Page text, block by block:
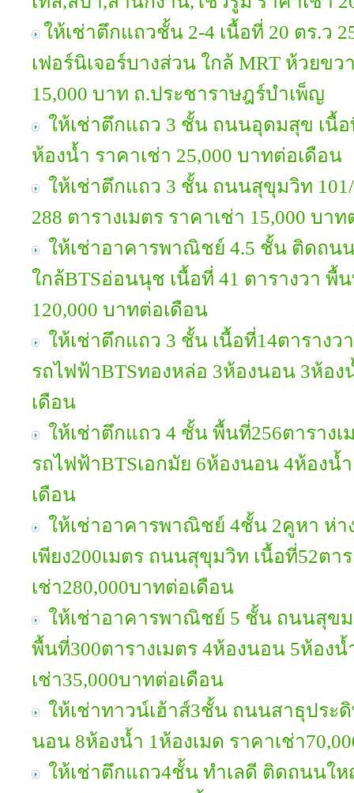
ให้เช่าตึกแถวชั้น 2-4 เนื้อที่ 20 ตร.ว
เฟอร์นิเจอร์บางส่วน ใกล้ MRT ห้วยขว
15,000 บาท ถ.ประชาราษฎร์บำเพ็ญ
ให้เช่าตึกแถว 3 ชั้น ถนนอุดมสุข เนื้อ
ห้องน้ำ ราคาเช่า 25,000 บาทต่อเดือน
ให้เช่าตึกแถว 3 ชั้น ถนนสุขุมวิท
288 ตารางเมตร ราคาเช่า 15,000 บา
ให้เช่าอาคารพาณิชย์ 4.5 ชั้น ติดถ
ใกล้BTSอ่อนนุช เนื้อที่ 41 ตารางวา พื้
120,000 บาทต่อเดือน
ให้เช่าตึกแถว 3 ชั้น เนื้อที่14ตาราง
รถไฟฟ้าBTSทองหล่อ 3ห้องนอน 3ห้อง
เดือน
ให้เช่าตึกแถว 4 ชั้น พื้นที่256ตาราง
รถไฟฟ้าBTSเอกมัย 6ห้องนอน 4ห้องน้
เดือน
ให้เช่าอาคารพาณิชย์ 4ชั้น 2คูหา ห่า
เพียง200เมตร ถนนสุขุมวิท เนื้อที่52ตา
เช่า280,000บาทต่อเดือน
ให้เช่าอาคารพาณิชย์ 5 ชั้น ถนนสุขม
พื้นที่300ตารางเมตร 4ห้องนอน 5ห้อง
เช่า35,000บาทต่อเดือน
ให้เช่าทาวน์เฮ้าส์3ชั้น ถนนสาธุประ
นอน 8ห้องน้ำ 1ห้องเมด ราคาเช่า
ให้เช่าตึกแถว4ชั้น ทำเลดี ติดถนนใ